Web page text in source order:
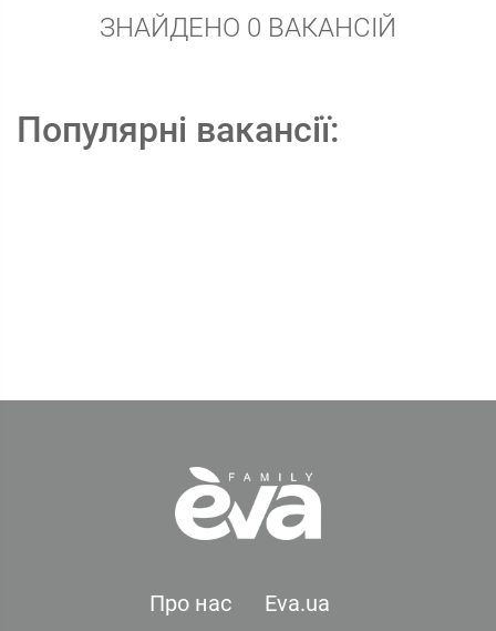
ЗНАЙДЕНО 0 ВАКАНСІЙ
Популярні вакансії:
Про нас
Eva.ua